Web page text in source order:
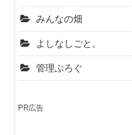
みんなの畑
よしなしごと。
管理ぶろぐ
PR広告